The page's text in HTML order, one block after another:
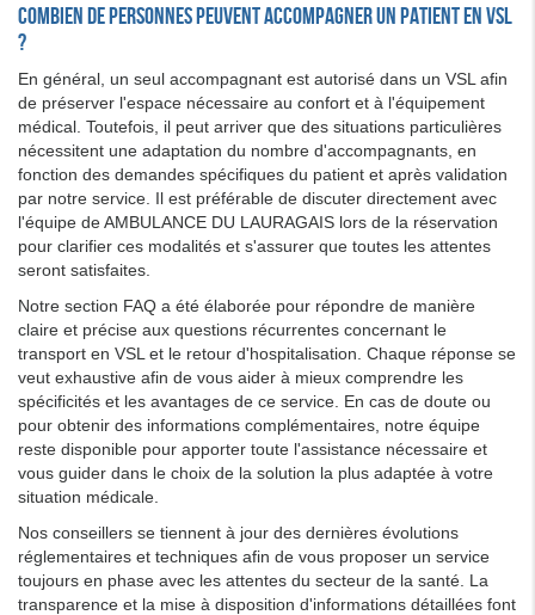
Combien de personnes peuvent accompagner un patient en VSL
?
En général, un seul accompagnant est autorisé dans un VSL afin
de préserver l'espace nécessaire au confort et à l'équipement
médical. Toutefois, il peut arriver que des situations particulières
nécessitent une adaptation du nombre d'accompagnants, en
fonction des demandes spécifiques du patient et après validation
par notre service. Il est préférable de discuter directement avec
l'équipe de AMBULANCE DU LAURAGAIS lors de la réservation
pour clarifier ces modalités et s'assurer que toutes les attentes
seront satisfaites.
Notre section FAQ a été élaborée pour répondre de manière
claire et précise aux questions récurrentes concernant le
transport en VSL et le retour d'hospitalisation. Chaque réponse se
veut exhaustive afin de vous aider à mieux comprendre les
spécificités et les avantages de ce service. En cas de doute ou
pour obtenir des informations complémentaires, notre équipe
reste disponible pour apporter toute l'assistance nécessaire et
vous guider dans le choix de la solution la plus adaptée à votre
situation médicale.
Nos conseillers se tiennent à jour des dernières évolutions
réglementaires et techniques afin de vous proposer un service
toujours en phase avec les attentes du secteur de la santé. La
transparence et la mise à disposition d'informations détaillées font